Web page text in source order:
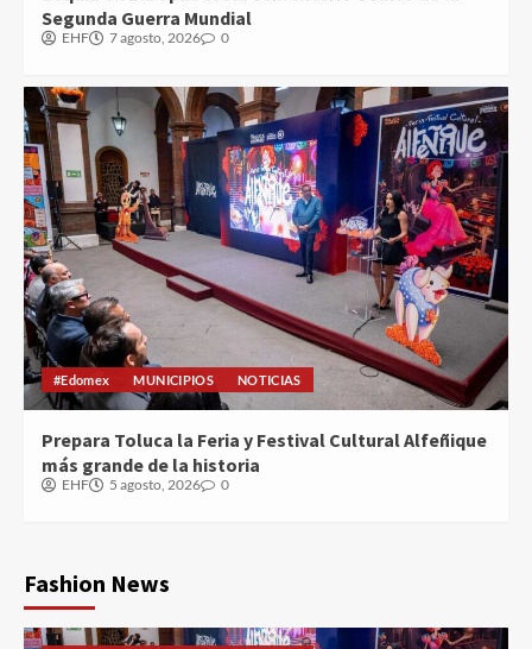
Segunda Guerra Mundial
EHF 7 agosto, 2026 0
#Edomex MUNICIPIOS NOTICIAS
Prepara Toluca la Feria y Festival Cultural Alfeñique
más grande de la historia
EHF 5 agosto, 2026 0
Fashion News